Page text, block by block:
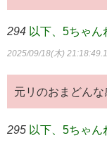
294 以下、5ちゃ
2025/09/18(木)
元リのおまどん
295 以下、5ちゃ